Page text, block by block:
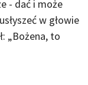
- dać i może
w głowie
„Bożena, to